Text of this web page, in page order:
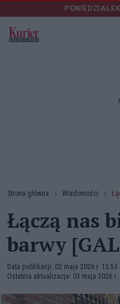
Strona główna Wiadomości
Łączą nas
barwy
Data publikacji: 02 maja 2026 r. 13:53
Ostatnia aktualizacja: 03 maja 2026 r.